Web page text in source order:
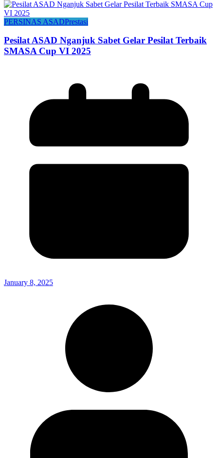
PERSINAS ASADPrestasi
Pesilat ASAD Nganjuk Sabet Gelar Pesilat Terbaik
SMASA Cup VI 2025
January 8, 2025